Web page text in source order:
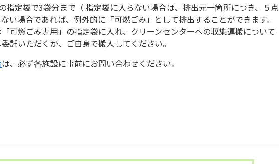
指定袋で3袋分まで（ 指定袋に入らない場合は、排出元一箇所につき、５点
い場合であれば、例外的に「可燃ごみ」として排出することができます。
可燃ごみ専用」の指定袋に入れ、クリーンセンターへの収集運搬について
託いただくか、ご自身で搬入してください。
は、必ず各施設に事前にお問い合わせください。